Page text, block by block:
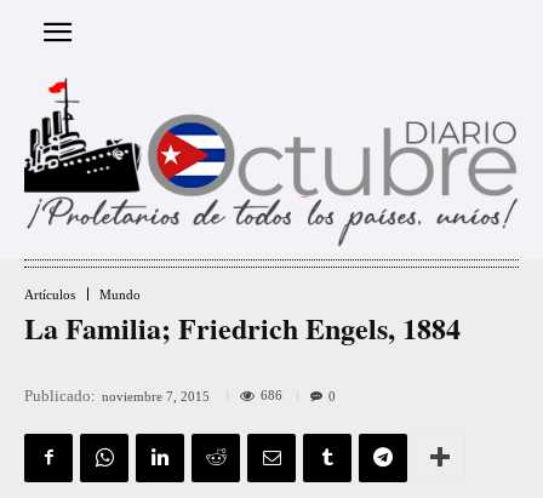
Artículos Mundo
La Familia; Friedrich Engels, 1884
Publicado: noviembre 7, 2015 686 0